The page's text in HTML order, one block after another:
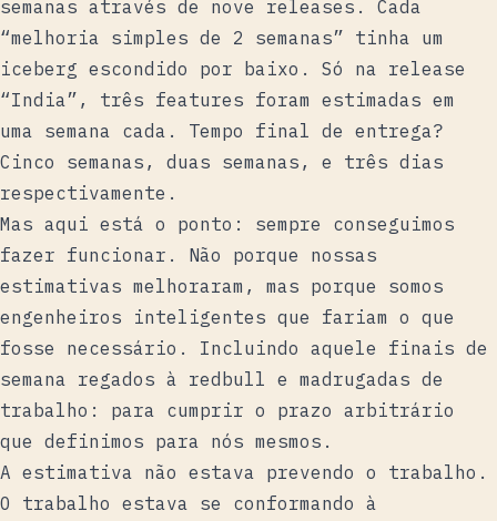
semanas através de nove releases. Cada
“melhoria simples de 2 semanas” tinha um
iceberg escondido por baixo. Só na release
“India”, três features foram estimadas em
uma semana cada. Tempo final de entrega?
Cinco semanas, duas semanas, e três dias
respectivamente.
Mas aqui está o ponto: sempre conseguimos
fazer funcionar. Não porque nossas
estimativas melhoraram, mas porque somos
engenheiros inteligentes que fariam o que
fosse necessário. Incluindo aquele finais de
semana regados à redbull e madrugadas de
trabalho: para cumprir o prazo arbitrário
que definimos para nós mesmos.
A estimativa não estava prevendo o trabalho.
O trabalho estava se conformando à